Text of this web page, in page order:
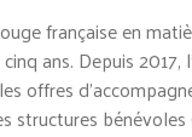
française en
ans. Depuis 2017,
offres
structures